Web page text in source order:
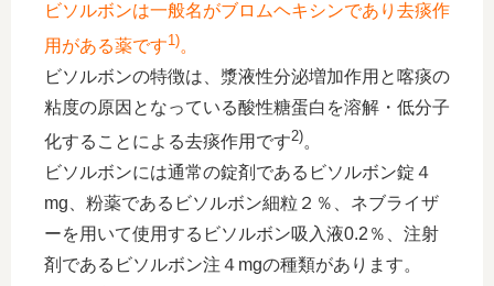
ビソルボンは一般名がブロムヘキシンであり去痰作
用がある薬です1)。
ビソルボンの特徴は、漿液性分泌増加作用と喀痰の
粘度の原因となっている酸性糖蛋白を溶解・低分子
化することによる去痰作用です2)。
ビソルボンには通常の錠剤であるビソルボン錠４
mg、粉薬であるビソルボン細粒２％、ネブライザ
ーを用いて使用するビソルボン吸入液0.2％、注射
剤であるビソルボン注４mgの種類があります。